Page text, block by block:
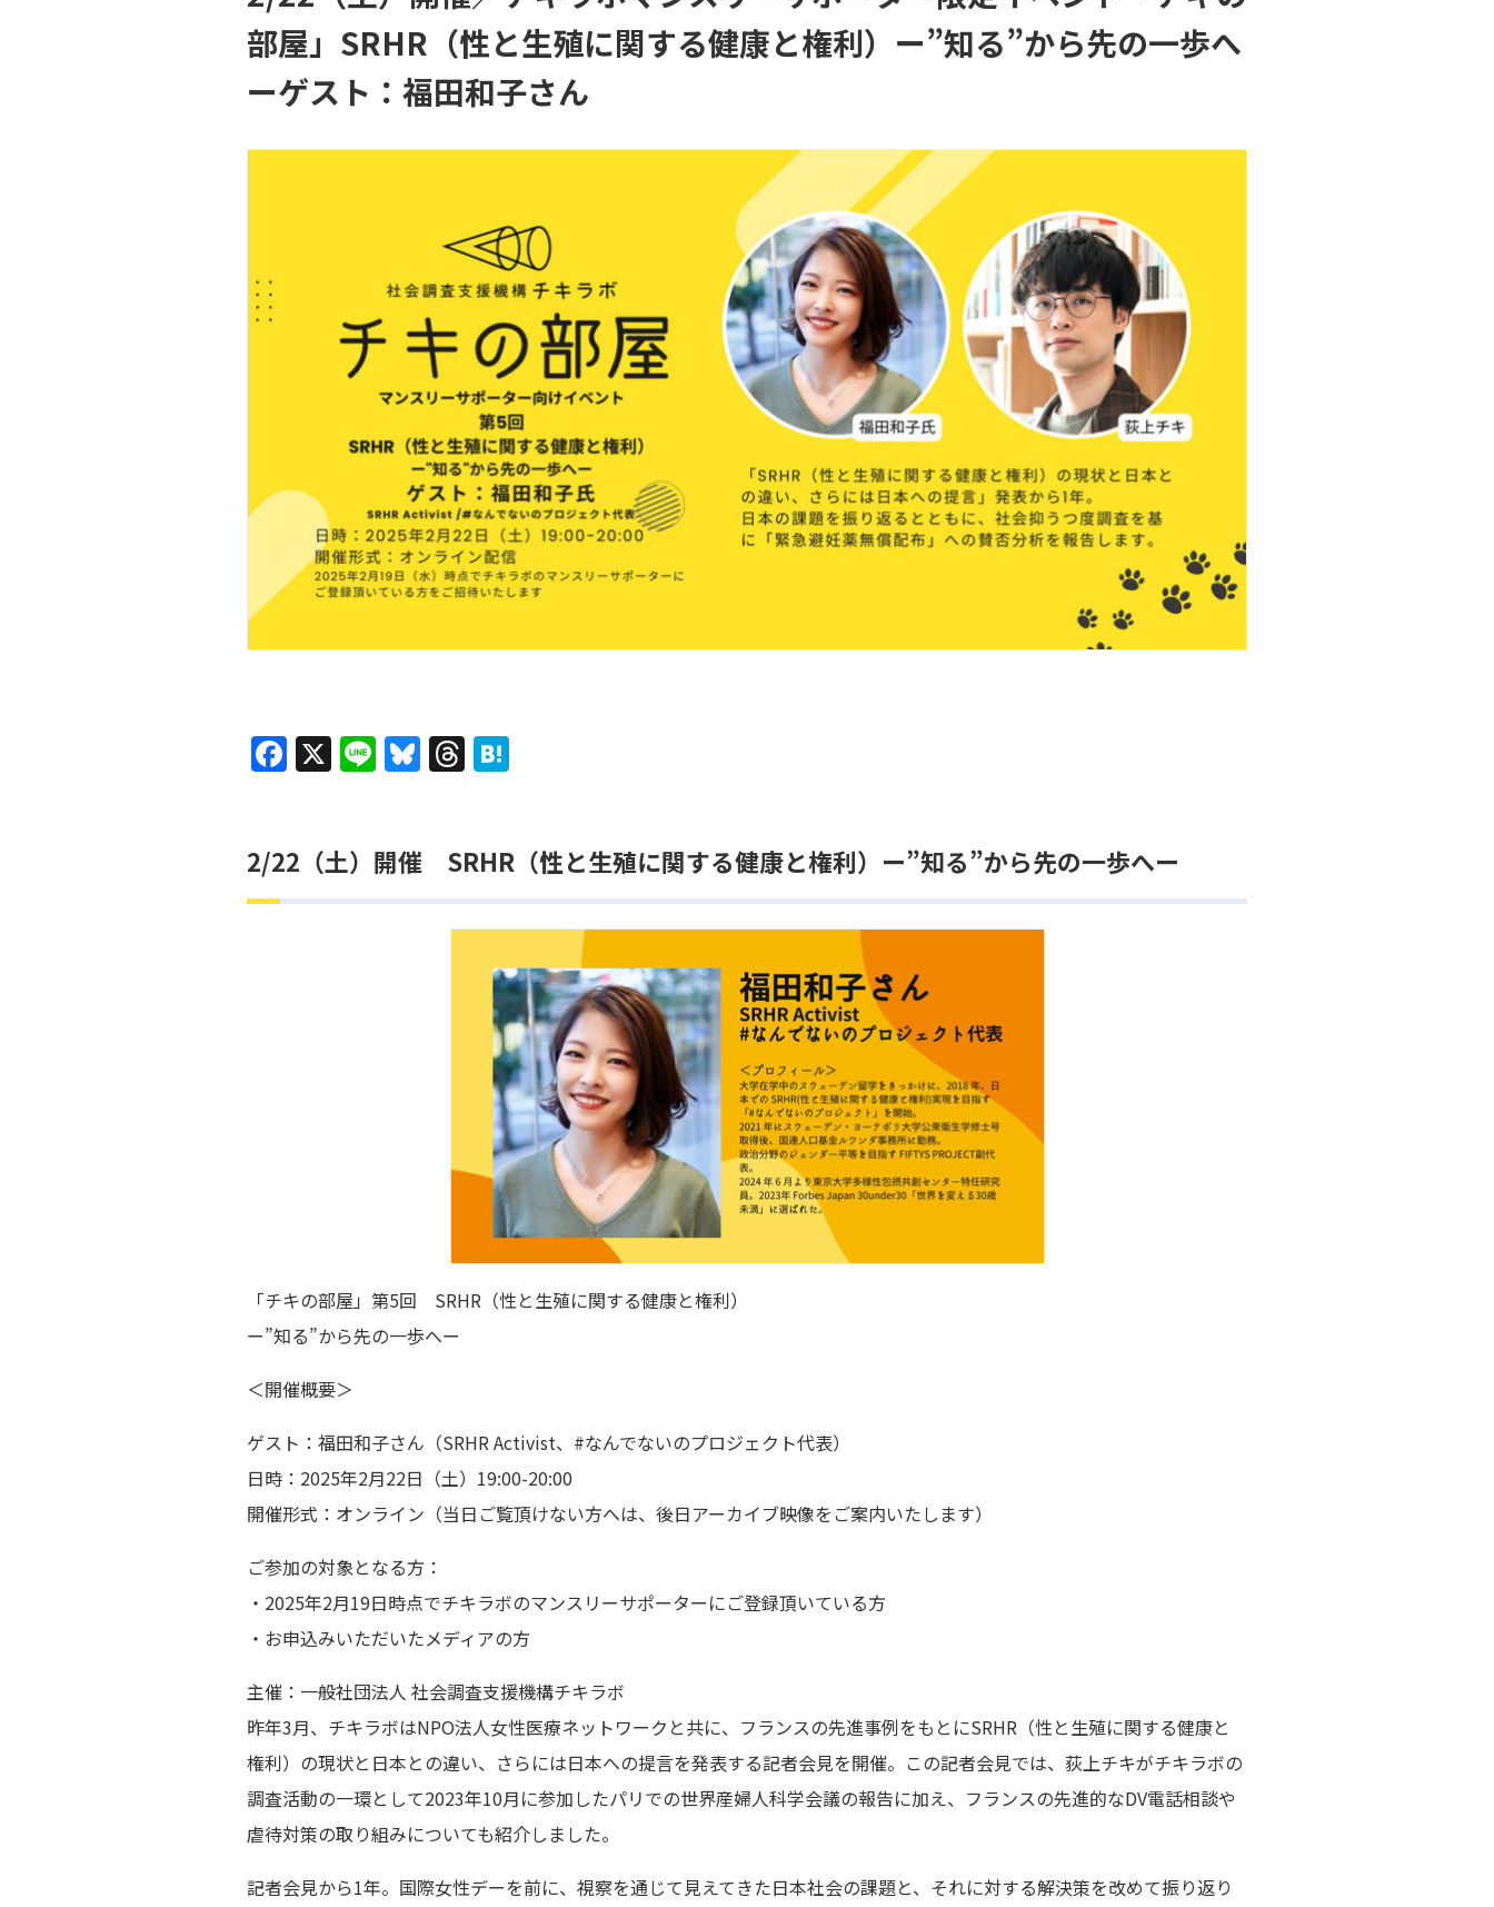
部屋」SRHR（性と生殖に関する健康と権利）ー”知る”から先の一歩へ
ーゲスト：福田和子さん
F
a
e
b
X Li
n
Bl
u
s
k
T
h
a
d
s
n
a
2/22（土）開催 SRHR（性と生殖に関する健康と権利）ー”知る”から先の一歩へー
「チキの部屋」第5回 SRHR（性と生殖に関する健康と権利）
ー”知る”から先の一歩へー
＜開催概要＞
ゲスト：福田和子さん（SRHR Activist、#なんでないのプロジェクト代表）
日時：2025年2月22日（土）19:00-20:00
開催形式：オンライン（当日ご覧頂けない方へは、後日アーカイブ映像をご案内いたします）
ご参加の対象となる方：
・2025年2月19日時点でチキラボのマンスリーサポーターにご登録頂いている方
・お申込みいただいたメディアの方
主催：一般社団法人 社会調査支援機構チキラボ
昨年3月、チキラボはNPO法人女性医療ネットワークと共に、フランスの先進事例をもとにSRHR（性と生殖に関する健康と
権利）の現状と日本との違い、さらには日本への提言を発表する記者会見を開催。この記者会見では、荻上チキがチキラボの
調査活動の一環として2023年10月に参加したパリでの世界産婦人科学会議の報告に加え、フランスの先進的なDV電話相談や
虐待対策の取り組みについても紹介しました。
記者会見から1年。国際女性デーを前に、視察を通じて見えてきた日本社会の課題と、それに対する解決策を改めて振り返り